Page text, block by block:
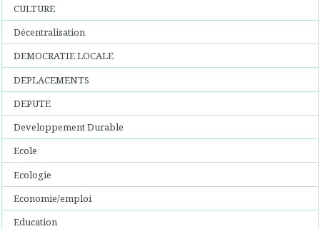
CULTURE
Décentralisation
DEMOCRATIE LOCALE
DEPLACEMENTS
DEPUTE
Developpement Durable
Ecole
Ecologie
Economie/emploi
Education